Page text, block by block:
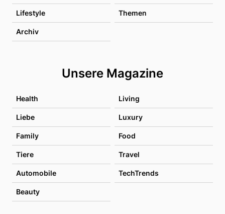
Lifestyle Themen
Archiv
Unsere Magazine
Health Living
Liebe Luxury
Family Food
Tiere Travel
Automobile TechTrends
Beauty